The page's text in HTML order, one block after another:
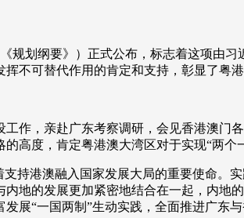
会 CBA NBA 中超 国足 国
央博 非遗 文化 旅游 科普
云起 超级工厂 智敬中国 全民健康
纲要》）正式公布，标志着这项由习
不可替代作用的肯定和支持，彰显了粤
，亲赴广东考察调研，会见香港澳门
高度，肯定粤港澳大湾区对于实现“两
港澳融入国家发展大局的重要使命。实
地的发展更加紧密地结合在一起，内地
展“一国两制”生动实践，全面推进广